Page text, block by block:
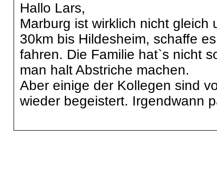
Hallo Lars,
Marburg ist wirklich nicht
30km bis Hildesheim, schaffe
fahren. Die Familie hat`s nicht
man halt Abstriche machen.
Aber einige der Kollegen sind
wieder begeistert. Irgendwann